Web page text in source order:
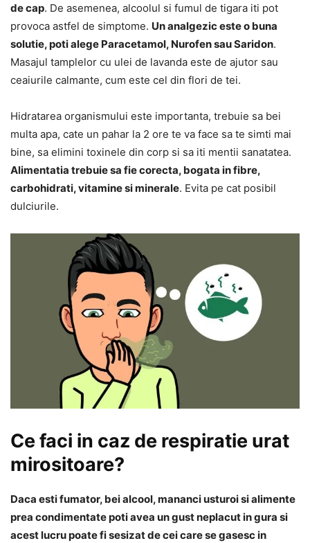
de cap. De asemenea, alcoolul si fumul de tigara iti pot
provoca astfel de simptome. Un analgezic este o buna
solutie, poti alege Paracetamol, Nurofen sau Saridon.
Masajul tamplelor cu ulei de lavanda este de ajutor sau
ceaiurile calmante, cum este cel din flori de tei.
Hidratarea organismului este importanta, trebuie sa bei
multa apa, cate un pahar la 2 ore te va face sa te simti mai
bine, sa elimini toxinele din corp si sa iti mentii sanatatea.
Alimentatia trebuie sa fie corecta, bogata in fibre,
carbohidrati, vitamine si minerale. Evita pe cat posibil
dulciurile.
Ce faci in caz de respiratie urat
mirositoare?
Daca esti fumator, bei alcool, mananci usturoi si alimente
prea condimentate poti avea un gust neplacut in gura si
acest lucru poate fi sesizat de cei care se gasesc in